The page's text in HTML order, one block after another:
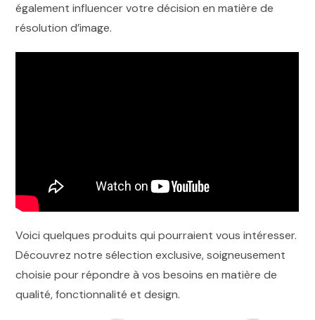
également influencer votre décision en matière de
résolution d’image.
Voici quelques produits qui pourraient vous intéresser.
Découvrez notre sélection exclusive, soigneusement
choisie pour répondre à vos besoins en matière de
qualité, fonctionnalité et design.